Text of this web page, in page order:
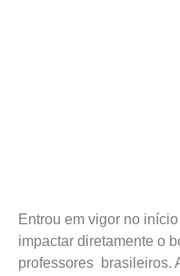
Entrou em vigor no
impactar diretamente o
professores brasileiros.